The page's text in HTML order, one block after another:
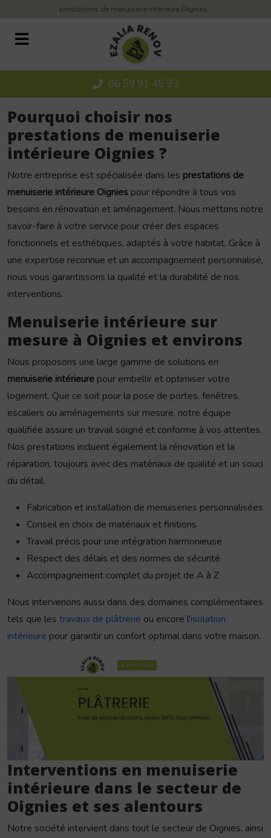
prestations de menuiserie intérieure Oignies
06 59 91 45 93
Pourquoi choisir nos
prestations de menuiserie
intérieure Oignies ?
Notre entreprise est spécialisée dans les prestations de
menuiserie intérieure Oignies pour répondre à tous vos
besoins en rénovation et aménagement. Nous mettons notre
savoir-faire à votre service pour créer des espaces
fonctionnels et esthétiques, adaptés à votre habitat. Grâce à
une expertise reconnue et un accompagnement personnalisé,
nous vous garantissons la qualité et la durabilité de nos
interventions.
Menuiserie intérieure sur
mesure à Oignies et environs
Nous proposons une large gamme de solutions en
menuiserie intérieure pour embellir et optimiser votre
logement. Que ce soit pour la pose de portes, fenêtres,
escaliers ou aménagements sur mesure, notre équipe
qualifiée assure un travail soigné et conforme à vos attentes.
Nos prestations incluent également la rénovation et la
réparation, toujours avec des matériaux de qualité et un souci
du détail.
Fabrication et installation de menuiseries personnalisées
Conseil en choix de matériaux et finitions
Travail précis pour une intégration harmonieuse
Respect des délais et des normes de sécurité
Accompagnement complet du projet de A à Z
Nous intervenons aussi dans des domaines complémentaires
tels que les travaux de plâtrerie ou encore l’isolation
intérieure pour garantir un confort optimal dans votre maison.
Interventions en menuiserie
intérieure dans le secteur de
Oignies et ses alentours
Notre société intervient dans tout le secteur de Oignies, ainsi
Panneau de gestion des cookies